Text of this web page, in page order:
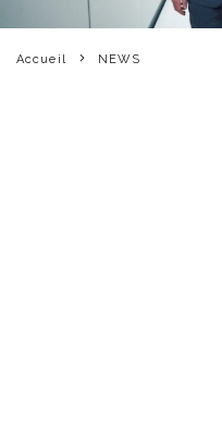
Accueil NEWS